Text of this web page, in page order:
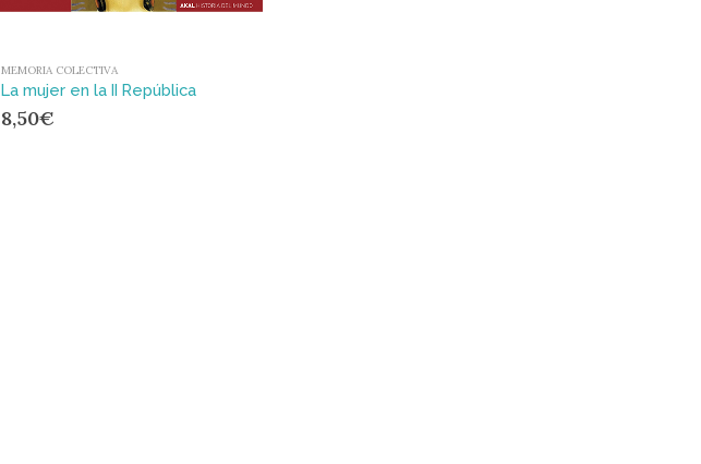
MEMORIA COLECTIVA
La mujer en la II República
8,50€